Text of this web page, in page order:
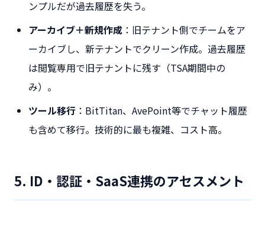
ンプルだが過去履歴を失う。
アーカイブ＋新規作成 ：旧テナント側でチームをア
ーカイブし、新テナントでクリーン作成。過去履歴
は閲覧専用で旧テナントに残す（TSA期間中の
み）。
ツール移行 ：BitTitan、AvePoint等でチャット履歴
も含めて移行。技術的に最も複雑、コスト高。
5. ID・認証・SaaS連携のアセスメント